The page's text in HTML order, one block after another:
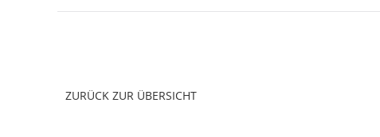
ZURÜCK ZUR ÜBERSICHT